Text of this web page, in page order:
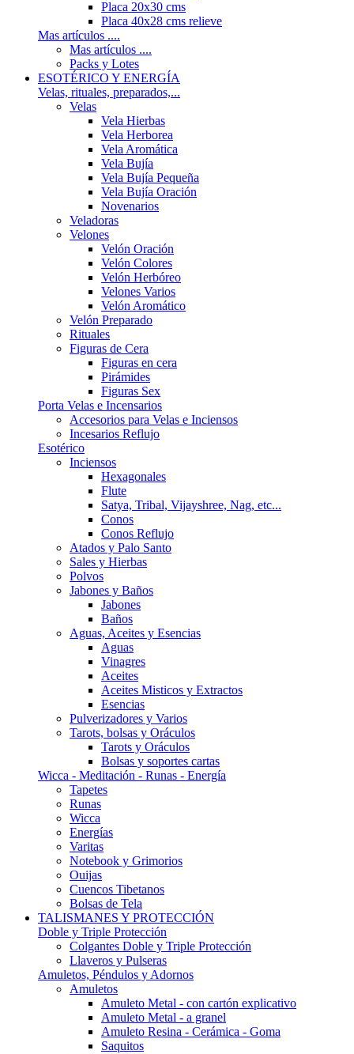
Placa 20x30 cms
Placa 40x28 cms relieve
Mas artículos ....
Mas artículos ....
Packs y Lotes
ESOTÉRICO Y ENERGÍA
Velas, rituales, preparados,...
Velas
Vela Hierbas
Vela Herborea
Vela Aromática
Vela Bujía
Vela Bujía Pequeña
Vela Bujía Oración
Novenarios
Veladoras
Velones
Velón Oración
Velón Colores
Velón Herbóreo
Velones Varios
Velón Aromático
Velón Preparado
Rituales
Figuras de Cera
Figuras en cera
Pirámides
Figuras Sex
Porta Velas e Incensarios
Accesorios para Velas e Inciensos
Incesarios Reflujo
Esotérico
Inciensos
Hexagonales
Flute
Satya, Tribal, Vijayshree, Nag, etc...
Conos
Conos Reflujo
Atados y Palo Santo
Sales y Hierbas
Polvos
Jabones y Baños
Jabones
Baños
Aguas, Aceites y Esencias
Aguas
Vinagres
Aceites
Aceites Misticos y Extractos
Esencias
Pulverizadores y Varios
Tarots, bolsas y Oráculos
Tarots y Oráculos
Bolsas y soportes cartas
Wicca - Meditación - Runas - Energía
Tapetes
Runas
Wicca
Energías
Varitas
Notebook y Grimorios
Ouijas
Cuencos Tibetanos
Bolsas de Tela
TALISMANES Y PROTECCIÓN
Doble y Triple Protección
Colgantes Doble y Triple Protección
Llaveros y Pulseras
Amuletos, Péndulos y Adornos
Amuletos
Amuleto Metal - con cartón explicativo
Amuleto Metal - a granel
Amuleto Resina - Cerámica - Goma
Saquitos